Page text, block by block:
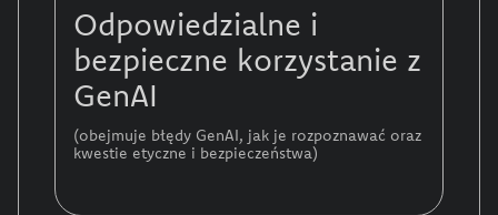
Odpowiedzialne i
bezpieczne korzystanie z
GenAI
(obejmuje błędy GenAI, jak je rozpoznawać oraz
kwestie etyczne i bezpieczeństwa)